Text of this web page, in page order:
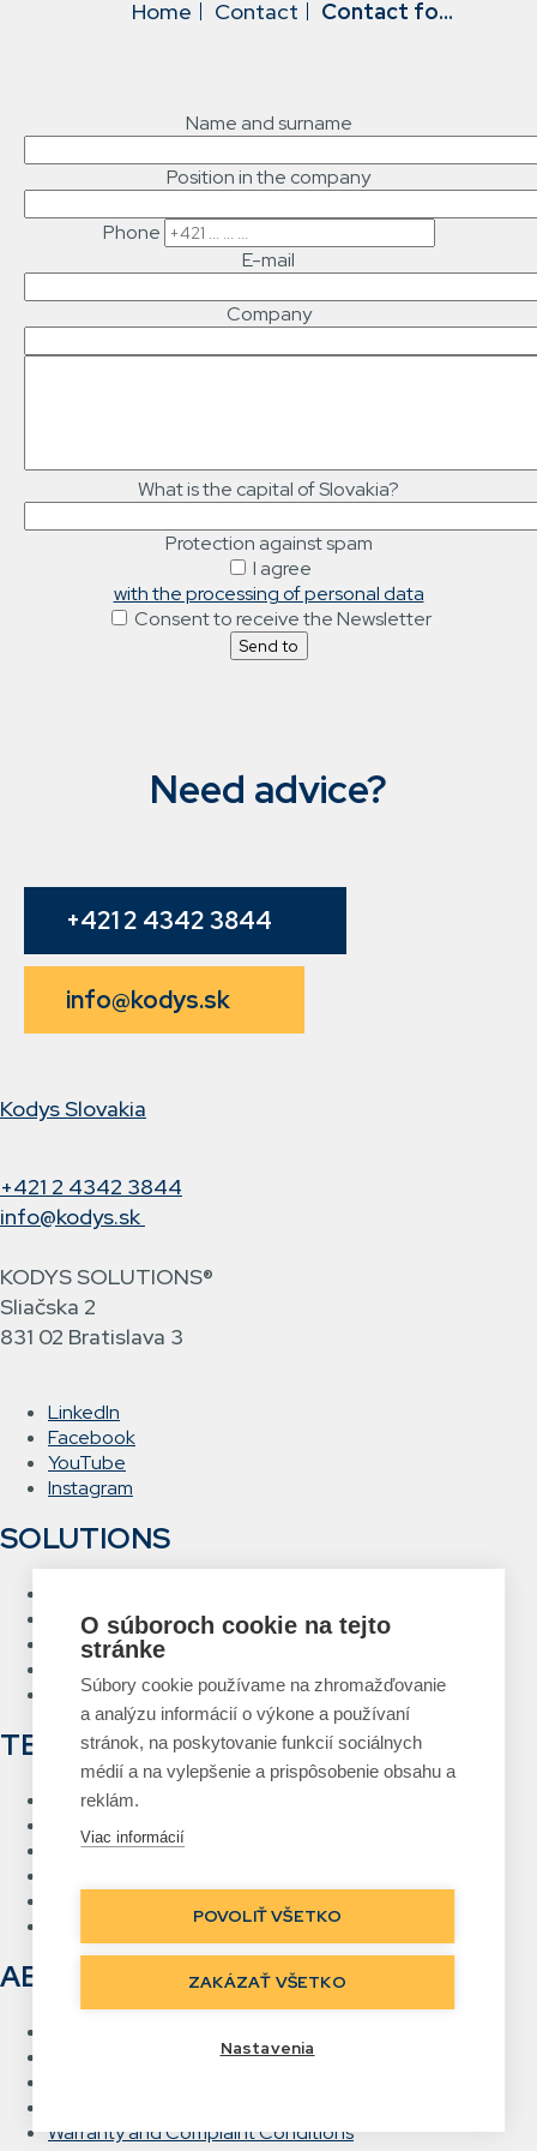
Home Contact Contact form
Name and surname
Position in the company
Phone
E-mail
Company
What is the capital of Slovakia?
Protection against spam
I agree
with the processing of personal data
Consent to receive the Newsletter
Need advice?
+421 2 4342 3844
info@kodys.sk
Kodys Slovakia
+421 2 4342 3844
info@kodys.sk
KODYS SOLUTIONS®
Sliačska 2
831 02 Bratislava 3
LinkedIn
Facebook
YouTube
Instagram
SOLUTIONS
Asset management system
Voice picking
Label design and printing system
TECHNOLOGIES
RFID
Barcode
Wi-Fi wireless networks
Real Time Location
ABOUT US
Warranty and Complaint Conditions
O súboroch cookie na tejto
stránke
Súbory cookie používame na zhromažďovanie
a analýzu informácií o výkone a používaní
stránok, na poskytovanie funkcií sociálnych
médií a na vylepšenie a prispôsobenie obsahu a
reklám.
Viac informácií
POVOLIŤ VŠETKO
ZAKÁZAŤ VŠETKO
Nastavenia